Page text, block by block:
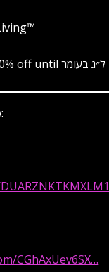
Mention Perlowitz for 10% off until ל״ג בעומר
CGhAxUev6SX…